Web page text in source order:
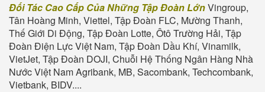
Đối Tác Cao Cấp Của Những Tập Đoàn LớnVingroup,
Tân Hoàng Minh, Viettel, Tập Đoàn FLC, Mường Thanh,
Thế Giới Di Động, Tập Đoàn Lotte, Ôtô Trường Hải, Tập
Đoàn Điện Lực Việt Nam, Tập Đoàn Dầu Khí, Vinamilk,
VietJet, Tập Đoàn DOJI, Chuỗi Hệ Thống Ngân Hàng Nhà
Nước Việt Nam Agribank, MB, Sacombank, Techcombank,
Vietbank, BIDV....